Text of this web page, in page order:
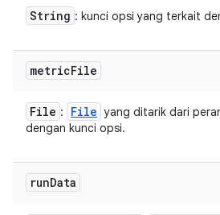
String : kunci opsi yang terkait
metricFile
File : File yang ditarik dari
dengan kunci opsi.
runData